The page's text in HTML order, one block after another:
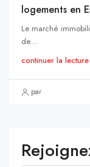
logements en
Le marché
de...
continuer la lecture
par